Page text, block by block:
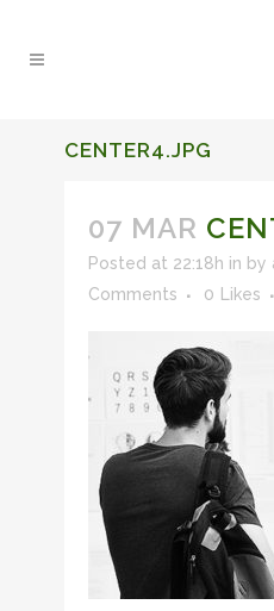
CENTER4.JPG
07 MAR
Posted at 22:18h in by
Comments
0 Likes